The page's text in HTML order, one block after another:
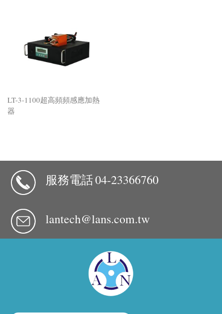
LT-3-1100超高頻頻感應加熱
器
服務電話04-23366760
lantech@lans.com.tw